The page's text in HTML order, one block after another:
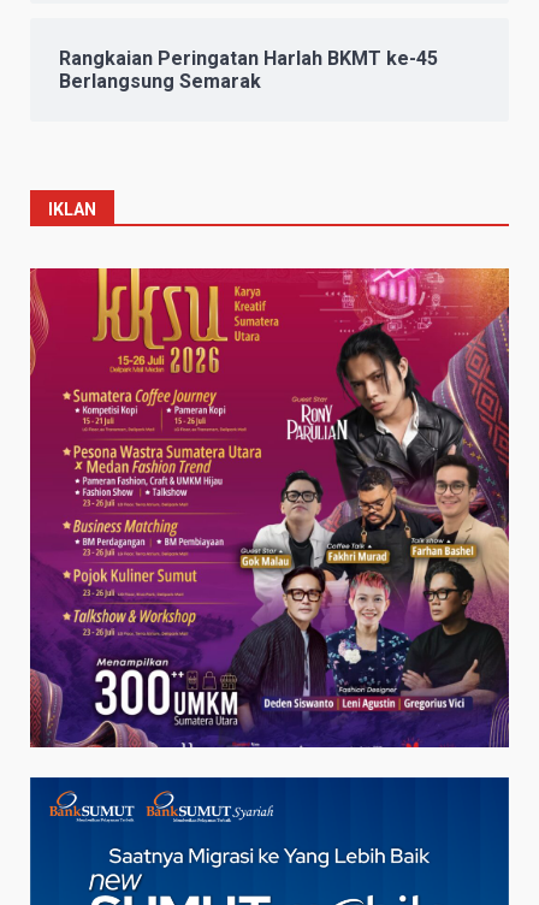
Rangkaian Peringatan Harlah BKMT ke-45
Berlangsung Semarak
IKLAN